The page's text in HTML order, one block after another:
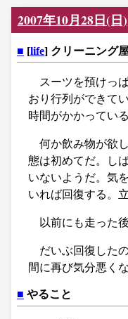
2007年10月28日(日)
■ [life] クリーニング
スーツを預けっ
おり行列ができて
時間がかかってい
何か飲み物が欲
態は初めてだ。し
いないようだ。気
いれば回復する。
以前にも走った
だいぶ回復した
間に再び気分悪く
■ やること